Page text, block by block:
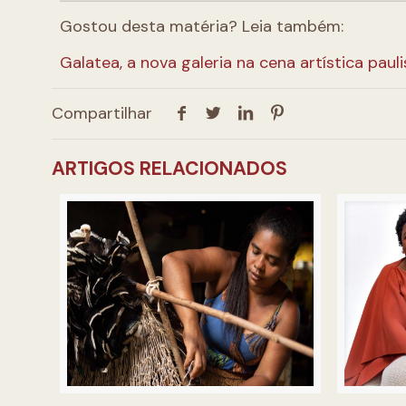
Gostou desta matéria? Leia também:
Galatea, a nova galeria na cena artística
Compartilhar
ARTIGOS RELACIONADOS